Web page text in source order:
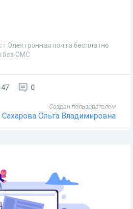
Электронная почта бесплатно
без СМС
47 0
Создан пользователем
Сахарова Ольга Владимировна